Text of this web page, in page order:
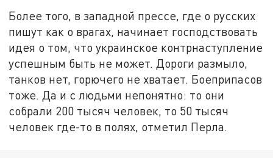
Более того, в западной прессе, где о русских
пишут как о врагах, начинает господствовать
идея о том, что украинское контрнаступление
успешным быть не может. Дороги размыло,
танков нет, горючего не хватает. Боеприпасов
тоже. Да и с людьми непонятно: то они
собрали 200 тысяч человек, то 50 тысяч
человек где-то в полях, отметил Перла.